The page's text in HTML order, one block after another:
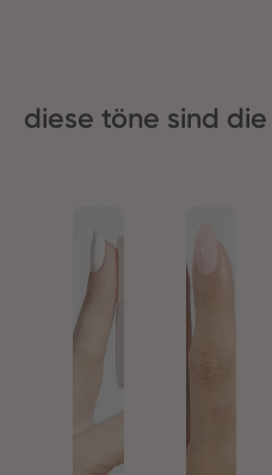
diese töne sind